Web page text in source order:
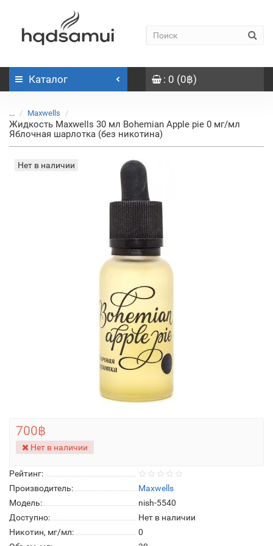
Каталог : 0 (0฿)
... Maxwells
Жидкость Maxwells 30 мл Bohemian Apple pie 0 мг/мл
Яблочная шарлотка (без никотина)
Нет в наличии
Рейтинг:
Производитель:
Maxwells
Модель:
nish-5540
Доступно:
Нет в наличии
Никотин, мг/мл:
0
700฿
Нет в наличии